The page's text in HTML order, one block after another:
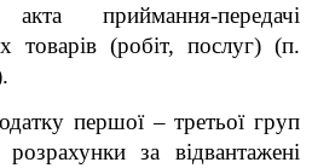
приймання-передачі
товарів (робіт, послуг) (п.
першої – третьої груп
за відвантажені